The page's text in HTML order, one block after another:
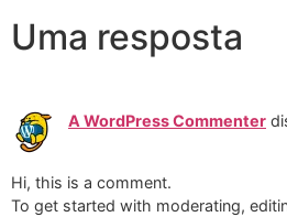
Uma resposta
A WordPress Commenter
Hi, this is a comment.
To get started with moderating,